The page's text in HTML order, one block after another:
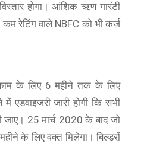
होगा। आं​शिक ऋण गारंटी
कम रेटिंग वाले NBFC को भी कर्ज
काम के लिए 6 महीने तक के लिए
एडवाइजरी जारी होगी कि सभी
25 मार्च 2020 के बाद जो
के लिए वक्त मिलेगा। बिल्डरों